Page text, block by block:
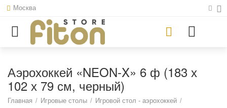
Москва
Аэрохоккей «NEON-X» 6 ф (183 х
102 х 79 см, черный)
Главная / Игровые столы / Игровой стол - аэрохоккей /